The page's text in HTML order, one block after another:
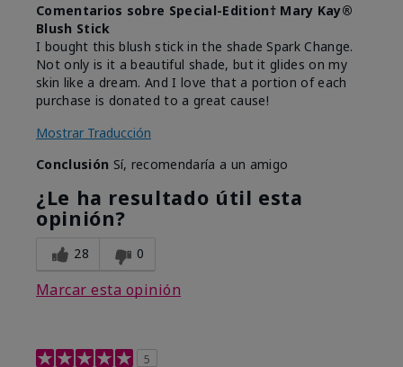
Comentarios sobre Special-Edition† Mary Kay®
Blush Stick
I bought this blush stick in the shade Spark Change.
Not only is it a beautiful shade, but it glides on my
skin like a dream. And I love that a portion of each
purchase is donated to a great cause!
Mostrar Traducción
Conclusión Sí, recomendaría a un amigo
¿Le ha resultado útil esta
opinión?
28 0
Marcar esta opinión
5